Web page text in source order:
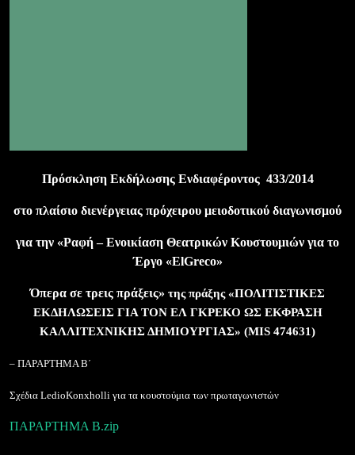
Πρόσκληση Εκδήλωσης Ενδιαφέροντος 433/2014
στο πλαίσιο διενέργειας πρόχειρου μειοδοτικού διαγωνισμού
για την «Ραφή – Ενοικίαση Θεατρικών Κουστουμιών για το
Έργο «ElGreco»
Όπερα σε τρεις πράξεις» της πράξης «ΠΟΛΙΤΙΣΤΙΚΕΣ
ΕΚΔΗΛΩΣΕΙΣ ΓΙΑ ΤΟΝ ΕΛ ΓΚΡΕΚΟ ΩΣ ΕΚΦΡΑΣΗ
ΚΑΛΛΙΤΕΧΝΙΚΗΣ ΔΗΜΙΟΥΡΓΙΑΣ» (MIS 474631)
– ΠΑΡΑΡΤΗΜΑ Β΄
Σχέδια LedioKonxholli για τα κουστούμια των πρωταγωνιστών
ΠΑΡΑΡΤΗΜΑ Β.zip